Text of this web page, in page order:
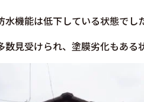
機能は低下している状態でし
見受けられ、塗膜劣化もある